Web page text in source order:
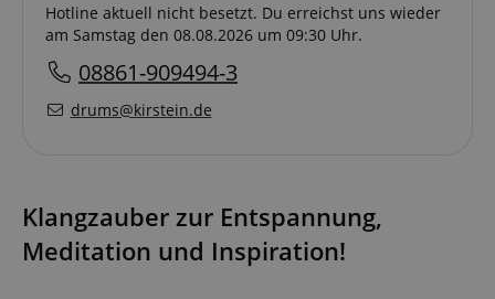
Hotline aktuell nicht besetzt. Du erreichst uns wieder
am Samstag den 08.08.2026 um 09:30 Uhr.
08861-909494-3
drums@kirstein.de
Klangzauber zur Entspannung,
Meditation und Inspiration!